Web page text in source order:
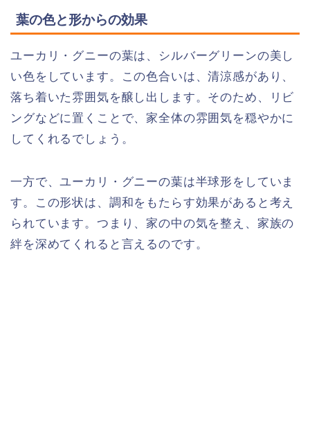
葉の色と形からの効果
ユーカリ・グニーの葉は、シルバーグリーンの美し
い色をしています。この色合いは、清涼感があり、
落ち着いた雰囲気を醸し出します。そのため、リビ
ングなどに置くことで、家全体の雰囲気を穏やかに
してくれるでしょう。
一方で、ユーカリ・グニーの葉は半球形をしていま
す。この形状は、調和をもたらす効果があると考え
られています。つまり、家の中の気を整え、家族の
絆を深めてくれると言えるのです。